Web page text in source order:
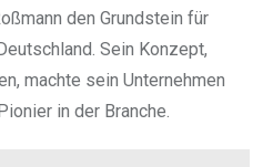
den Grundstein für
Sein Konzept,
machte sein Unternehmen
in der Branche.